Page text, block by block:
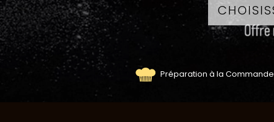
Préparation à la Commande